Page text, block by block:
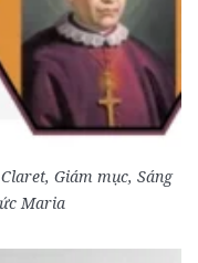
Giám mục, Sáng
Maria